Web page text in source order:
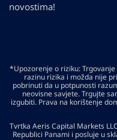
novostima!
*Upozorenje o riziku:
razinu rizika i možda nije
pobrinuti da u potpunosti
neovisne savjete. Trgujte
izgubiti. Prava na korištenje
Tvrtka Aeris Capital Markets
Republici Panami i posluje u